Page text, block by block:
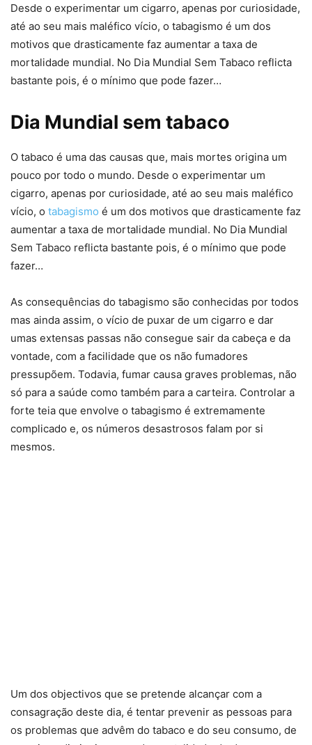
Desde o experimentar um cigarro, apenas por curiosidade,
até ao seu mais maléfico vício, o tabagismo é um dos
motivos que drasticamente faz aumentar a taxa de
mortalidade mundial. No Dia Mundial Sem Tabaco reflicta
bastante pois, é o mínimo que pode fazer…
Dia Mundial sem tabaco
O tabaco é uma das causas que, mais mortes origina um
pouco por todo o mundo. Desde o experimentar um
cigarro, apenas por curiosidade, até ao seu mais maléfico
vício, o tabagismo é um dos motivos que drasticamente faz
aumentar a taxa de mortalidade mundial. No Dia Mundial
Sem Tabaco reflicta bastante pois, é o mínimo que pode
fazer…
As consequências do tabagismo são conhecidas por todos
mas ainda assim, o vício de puxar de um cigarro e dar
umas extensas passas não consegue sair da cabeça e da
vontade, com a facilidade que os não fumadores
pressupõem. Todavia, fumar causa graves problemas, não
só para a saúde como também para a carteira. Controlar a
forte teia que envolve o tabagismo é extremamente
complicado e, os números desastrosos falam por si
mesmos.
Um dos objectivos que se pretende alcançar com a
consagração deste dia, é tentar prevenir as pessoas para
os problemas que advêm do tabaco e do seu consumo, de